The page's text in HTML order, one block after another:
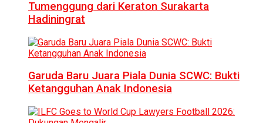
Tumenggung dari Keraton Surakarta
Hadiningrat
Garuda Baru Juara Piala Dunia SCWC: Bukti
Ketangguhan Anak Indonesia